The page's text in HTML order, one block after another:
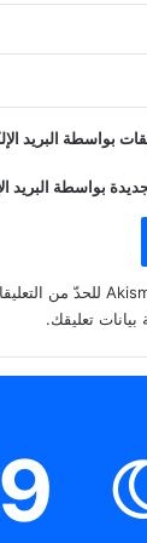
على المجلس
المريض الصحية
ولا يعد القرار
أن تحدد
زمنية طويلة
في لياقته الصحية.
يجوز لعيادة
لأي سبب
للإقامة الطويلة.
من قبل ذويه
قبول دخول
للمواد التي يصدر
بواسطة البريد
بواسطة البريد
تعليقك.